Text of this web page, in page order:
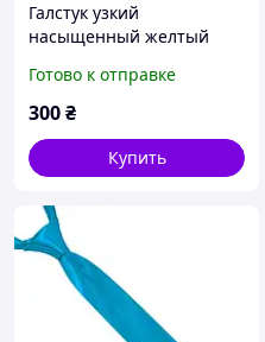
Галстук узкий
насыщенный желтый
Готово к отправке
300₴
Купить